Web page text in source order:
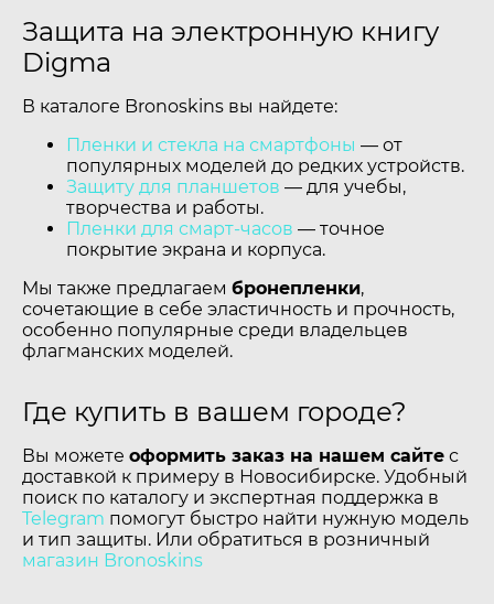
Защита на электронную книгу
Digma
В каталоге Bronoskins вы найдете:
Пленки и стекла на смартфоны — от
популярных моделей до редких устройств.
Защиту для планшетов — для учебы,
творчества и работы.
Пленки для смарт-часов — точное
покрытие экрана и корпуса.
Мы также предлагаем бронепленки,
сочетающие в себе эластичность и прочность,
особенно популярные среди владельцев
флагманских моделей.
Где купить в вашем городе?
Вы можете оформить заказ на нашем сайте с
доставкой к примеру в Новосибирске. Удобный
поиск по каталогу и экспертная поддержка в
Telegram помогут быстро найти нужную модель
и тип защиты. Или обратиться в розничный
магазин Bronoskins